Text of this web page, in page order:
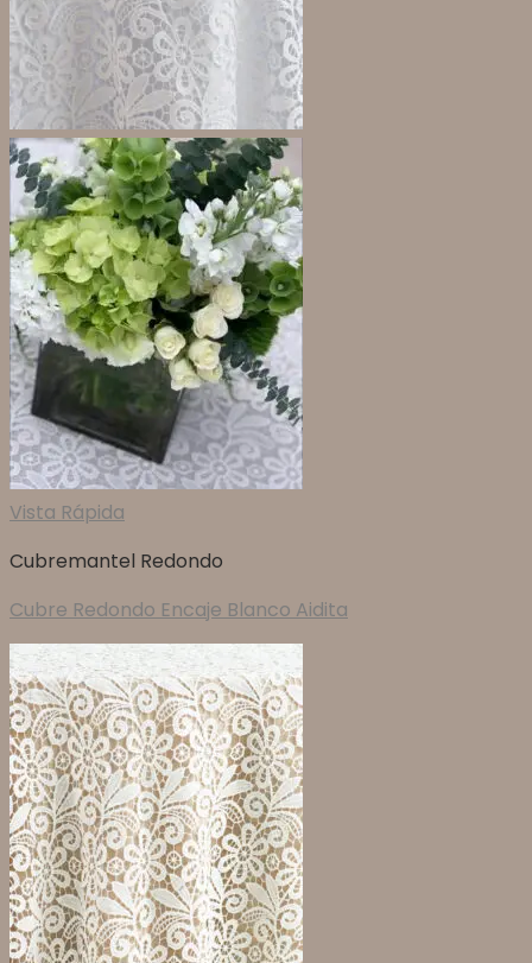
Vista Rápida
Cubremantel Redondo
Cubre Redondo Encaje Blanco Aidita